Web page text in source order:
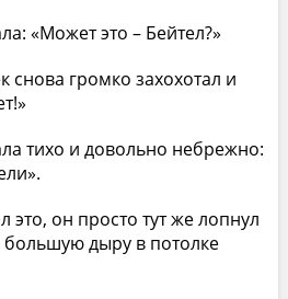
«Может это – Бейтел?»
снова громко захохотал и
тихо и довольно небрежно:
это, он просто тут же лопнул
большую дыру в потолке